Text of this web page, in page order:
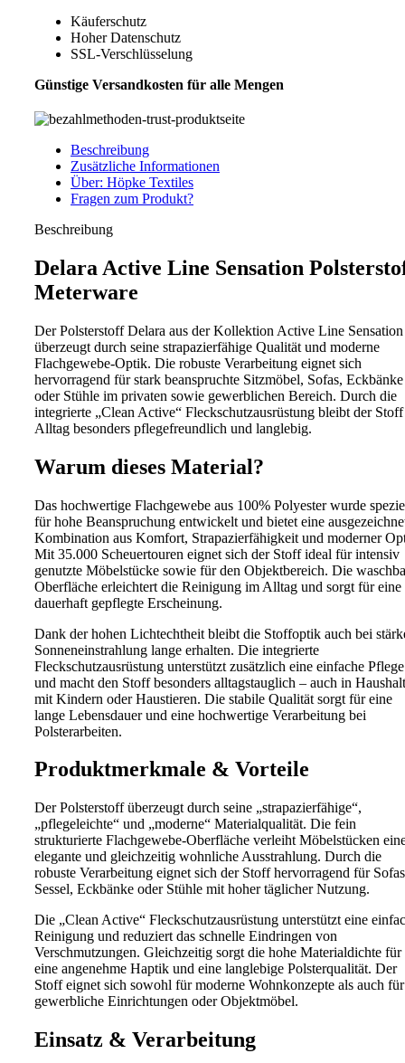
Käuferschutz
Hoher Datenschutz
SSL-Verschlüsselung
Günstige Versandkosten für alle Mengen
Beschreibung
Zusätzliche Informationen
Über: Höpke Textiles
Fragen zum Produkt?
Beschreibung
Delara Active Line Sensation
Meterware
Der Polsterstoff Delara aus der Kollektion Active Line Sensation
überzeugt durch seine strapazierfähige Qualität und moderne
Flachgewebe-Optik. Die robuste Verarbeitung eignet sich
hervorragend für stark beanspruchte Sitzmöbel, Sofas, Eckbänke
oder Stühle im privaten sowie gewerblichen Bereich. Durch die
integrierte „Clean Active“ Fleckschutzausrüstung bleibt der
Alltag besonders pflegefreundlich und langlebig.
Warum dieses Material?
Das hochwertige Flachgewebe aus 100% Polyester wurde
für hohe Beanspruchung entwickelt und bietet eine
Kombination aus Komfort, Strapazierfähigkeit und moderner
Mit 35.000 Scheuertouren eignet sich der Stoff ideal für intensiv
genutzte Möbelstücke sowie für den Objektbereich. Die
Oberfläche erleichtert die Reinigung im Alltag und sorgt für eine
dauerhaft gepflegte Erscheinung.
Dank der hohen Lichtechtheit bleibt die Stoffoptik auch bei
Sonneneinstrahlung lange erhalten. Die integrierte
Fleckschutzausrüstung unterstützt zusätzlich eine einfache Pflege
und macht den Stoff besonders alltagstauglich – auch in
mit Kindern oder Haustieren. Die stabile Qualität sorgt für eine
lange Lebensdauer und eine hochwertige Verarbeitung bei
Polsterarbeiten.
Produktmerkmale & Vorteile
Der Polsterstoff überzeugt durch seine „strapazierfähige“,
„pflegeleichte“ und „moderne“ Materialqualität. Die fein
strukturierte Flachgewebe-Oberfläche verleiht Möbelstücken
elegante und gleichzeitig wohnliche Ausstrahlung. Durch die
robuste Verarbeitung eignet sich der Stoff hervorragend für
Sessel, Eckbänke oder Stühle mit hoher täglicher Nutzung.
Die „Clean Active“ Fleckschutzausrüstung unterstützt eine
Reinigung und reduziert das schnelle Eindringen von
Verschmutzungen. Gleichzeitig sorgt die hohe Materialdichte für
eine angenehme Haptik und eine langlebige Polsterqualität. Der
Stoff eignet sich sowohl für moderne Wohnkonzepte als auch für
gewerbliche Einrichtungen oder Objektmöbel.
Einsatz & Verarbeitung